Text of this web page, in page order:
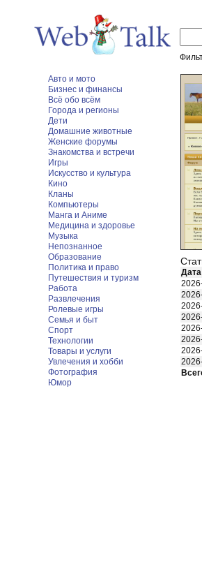
Авто и мото
Бизнес и финансы
Всё обо всём
Города и регионы
Дети
Домашние животные
Женские форумы
Знакомства и встречи
Игры
Искусство и культура
Кино
Кланы
Компьютеры
Манга и Аниме
Медицина и здоровье
Музыка
Непознанное
Образование
Политика и право
Путешествия и туризм
Работа
Развлечения
Ролевые игры
Семья и быт
Спорт
Технологии
Товары и услуги
Увлечения и хобби
Фотография
Юмор
Дата